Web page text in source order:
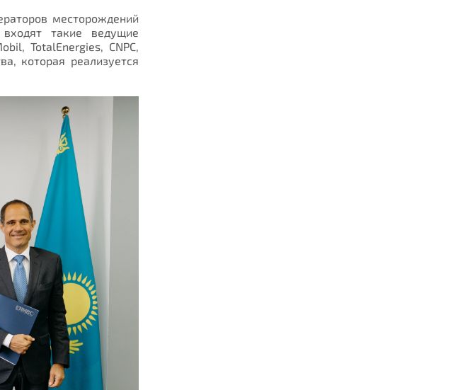
месторождений
такие ведущие
TotalEnergies, CNPC,
которая реализуется